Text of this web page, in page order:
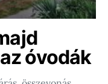
óvodák